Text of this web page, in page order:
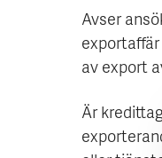
Avser
av export
Är